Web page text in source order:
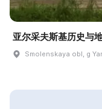
亚尔采夫斯基历史与
Smolenskaya obl, g